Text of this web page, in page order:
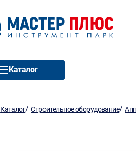
Каталог
Каталог/Строительное оборудование/